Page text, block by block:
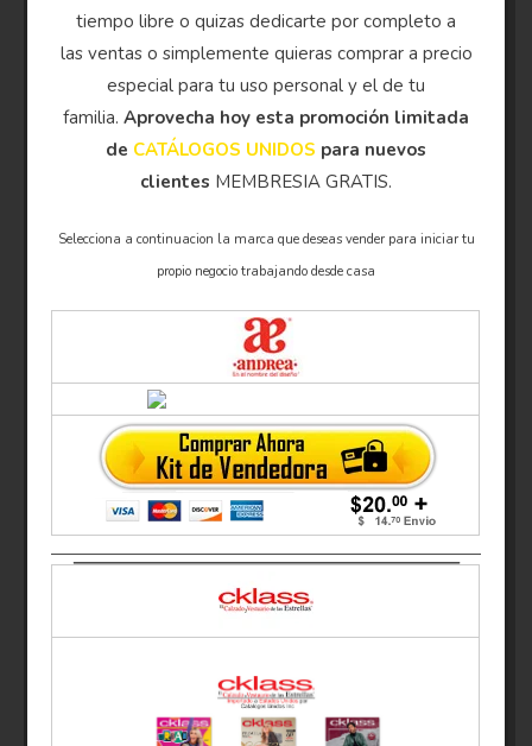
tiempo libre o quizas dedicarte por completo a
las ventas o simplemente quieras comprar a precio
especial para tu uso personal y el de tu
familia.Aprovecha hoy esta promoción limitada
de CATÁLOGOS UNIDOS para nuevos
clientes MEMBRESIA GRATIS.
Selecciona a continuacion la marca que deseas vender para iniciar tu
propio negocio trabajando desde casa